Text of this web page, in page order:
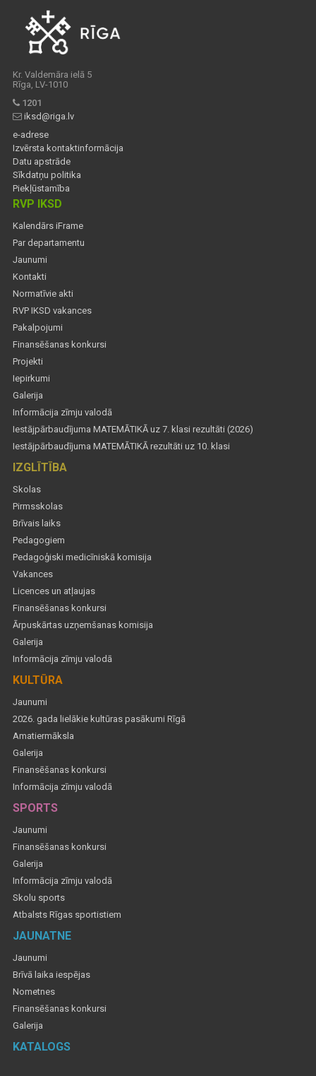
Kr. Valdemāra ielā 5
Rīga, LV-1010
1201
iksd@riga.lv
e-adrese
Izvērsta kontaktinformācija
Datu apstrāde
Sīkdatņu politika
Piekļūstamība
RVP IKSD
Kalendārs iFrame
Par departamentu
Jaunumi
Kontakti
Normatīvie akti
RVP IKSD vakances
Pakalpojumi
Finansēšanas konkursi
Projekti
Iepirkumi
Galerija
Informācija zīmju valodā
Iestājpārbaudījuma MATEMĀTIKĀ uz 7. klasi rezultāti (2026)
Iestājpārbaudījuma MATEMĀTIKĀ rezultāti uz 10. klasi
IZGLĪTĪBA
Skolas
Pirmsskolas
Brīvais laiks
Pedagogiem
Pedagoģiski medicīniskā komisija
Vakances
Licences un atļaujas
Finansēšanas konkursi
Ārpuskārtas uzņemšanas komisija
Galerija
Informācija zīmju valodā
KULTŪRA
Jaunumi
2026. gada lielākie kultūras pasākumi Rīgā
Amatiermāksla
Galerija
Finansēšanas konkursi
Informācija zīmju valodā
SPORTS
Jaunumi
Finansēšanas konkursi
Galerija
Informācija zīmju valodā
Skolu sports
Atbalsts Rīgas sportistiem
JAUNATNE
Jaunumi
Brīvā laika iespējas
Nometnes
Finansēšanas konkursi
Galerija
KATALOGS